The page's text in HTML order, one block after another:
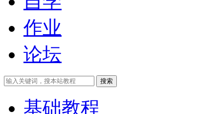
作业
论坛
搜索
基础教程